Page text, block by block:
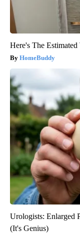
Here's The
HomeBuddy
Urologists: Enlarged
(It's Genius)